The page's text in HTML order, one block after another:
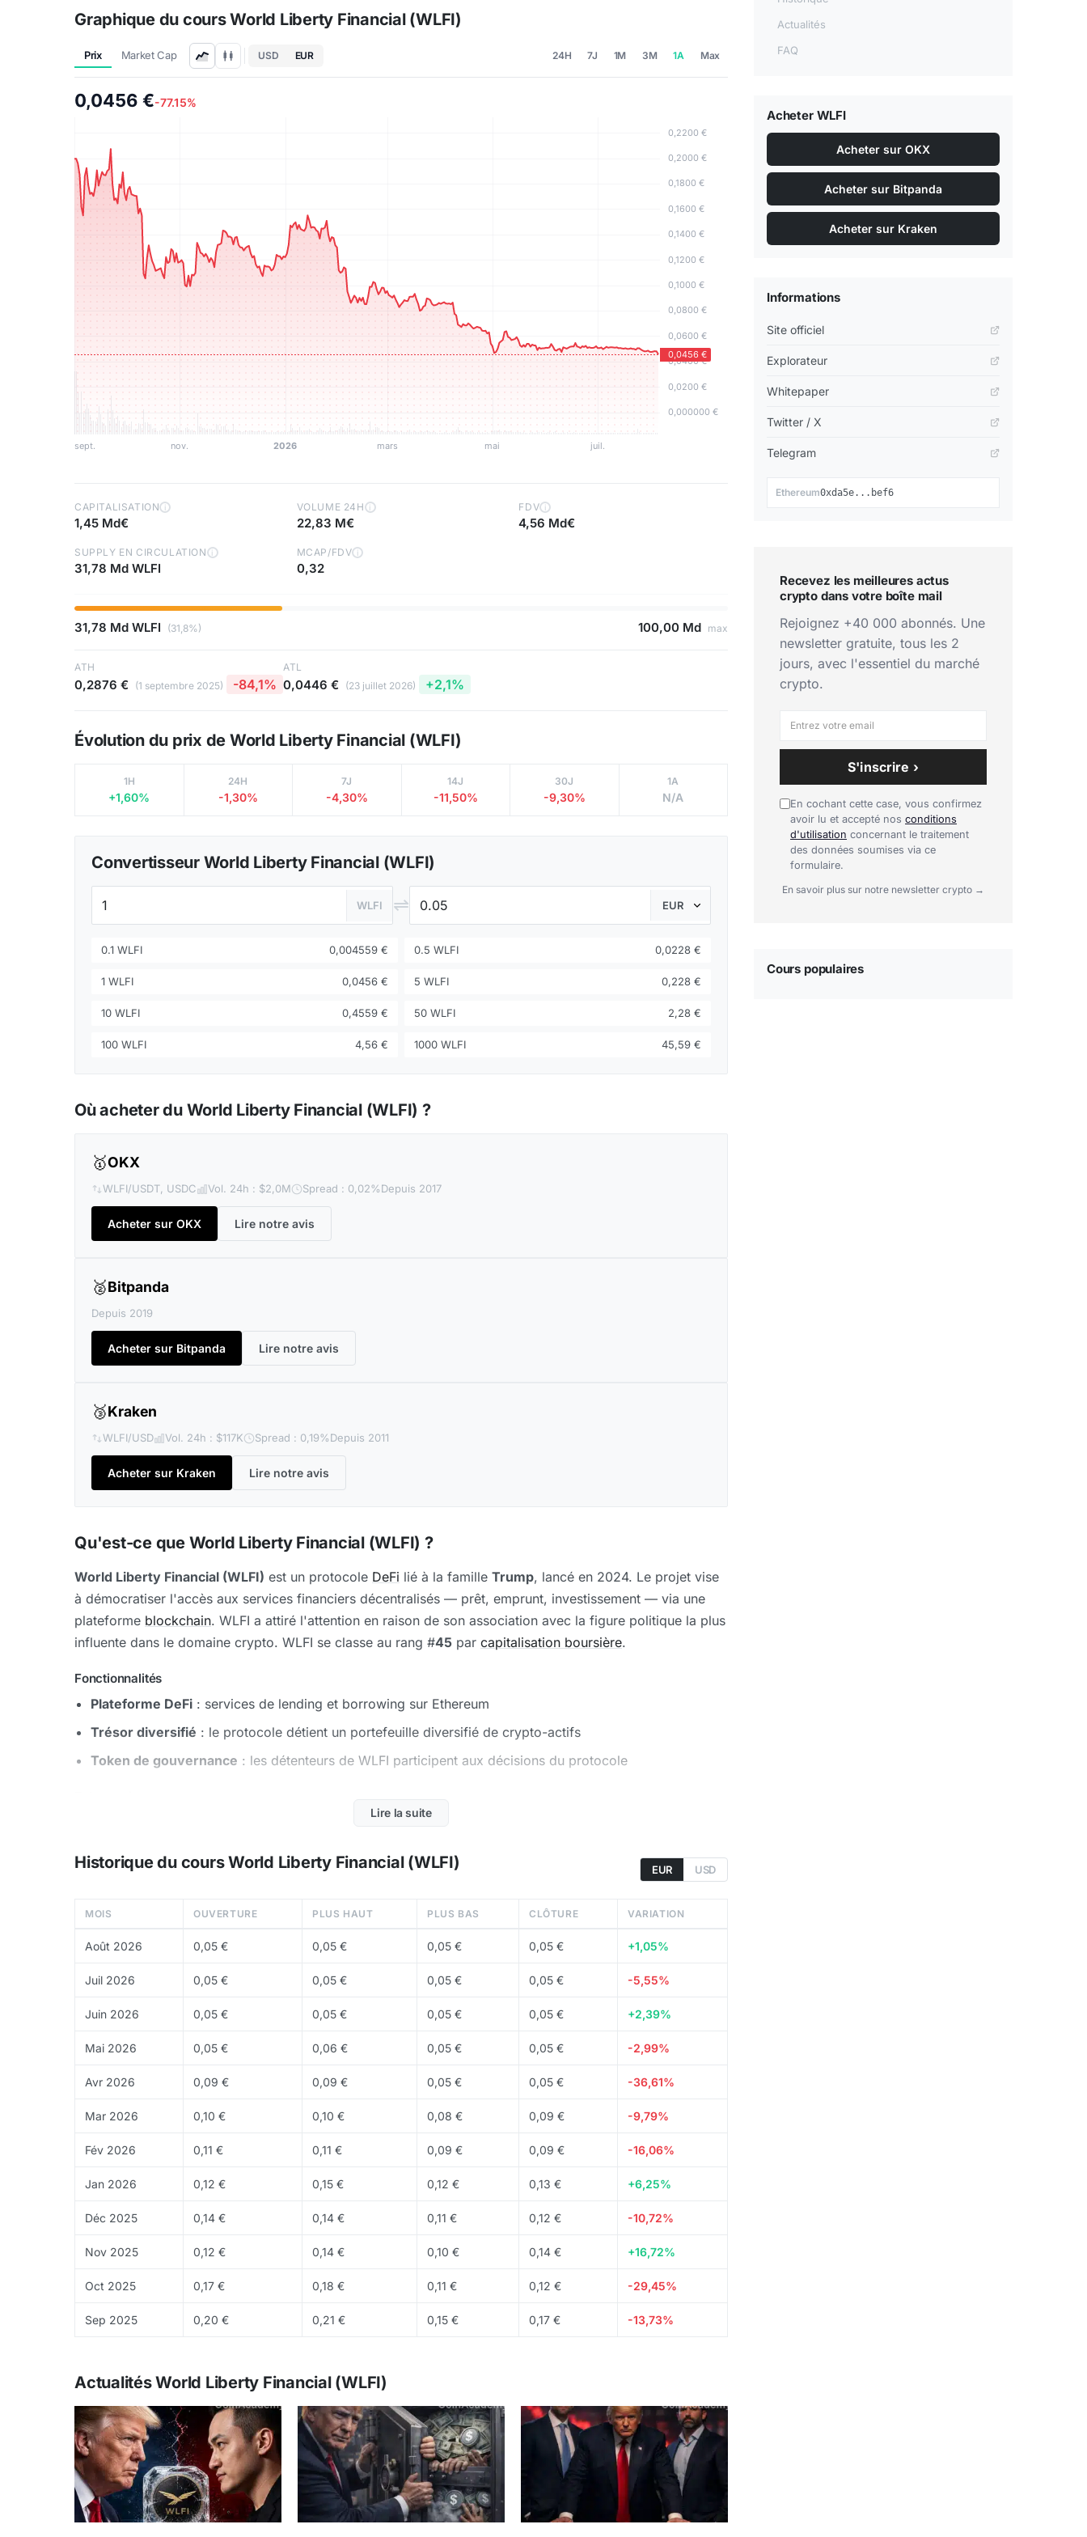
Graphique du cours World Liberty Financial (WLFI)
Prix Market Cap USD EUR 24H 7J 1M 3M 1A Max
0,0456 €-77.15%
CAPITALISATION i
1,45 Md€
VOLUME 24H i
22,83 M€
FDV i
4,56 Md€
SUPPLY EN CIRCULATION i
31,78 Md WLFI
MCAP/FDV i
0,32
31,78 Md WLFI (31,8%) 100,00 Md max
ATH
0,2876 € (1 septembre 2025) -84,1%
ATL
0,0446 € (23 juillet 2026) +2,1%
Évolution du prix de World Liberty Financial (WLFI)
1H
+1,60%
24H
-1,30%
7J
-4,30%
14J
-11,50%
30J
-9,30%
1A
N/A
Convertisseur World Liberty Financial (WLFI)
WLFI ⇌
0.1 WLFI 0,004559 € 0.5 WLFI 0,0228 €
1 WLFI 0,0456 € 5 WLFI 0,228 €
10 WLFI 0,4559 € 50 WLFI 2,28 €
100 WLFI 4,56 € 1000 WLFI 45,59 €
Où acheter du World Liberty Financial (WLFI) ?
🥇OKX
WLFI/USDT, USDC Vol. 24h : $2,0M Spread : 0,02%Depuis 2017
Acheter sur OKX Lire notre avis
🥈Bitpanda
Depuis 2019
Acheter sur Bitpanda Lire notre avis
🥉Kraken
WLFI/USD Vol. 24h : $117K Spread : 0,19%Depuis 2011
Acheter sur Kraken Lire notre avis
Qu'est-ce que World Liberty Financial (WLFI) ?
World Liberty Financial (WLFI) est un protocole DeFi lié à la famille Trump, lancé en 2024. Le projet vise
à démocratiser l'accès aux services financiers décentralisés — prêt, emprunt, investissement — via une
plateforme blockchain. WLFI a attiré l'attention en raison de son association avec la figure politique la plus
influente dans le domaine crypto. WLFI se classe au rang #45 par capitalisation boursière.
Fonctionnalités
Plateforme DeFi : services de lending et borrowing sur Ethereum
Trésor diversifié : le protocole détient un portefeuille diversifié de crypto-actifs
Token de gouvernance : les détenteurs de WLFI participent aux décisions du protocole
31,78 MdWLFI sont en circulation, soit 32 % de la supply
Lire la suite
Historique du cours World Liberty Financial (WLFI) EUR USD
MOIS OUVERTURE PLUS HAUT PLUS BAS CLÔTURE VARIATION
Août 2026 0,05 € 0,05 € 0,05 € 0,05 € +1,05%
Juil 2026 0,05 € 0,05 € 0,05 € 0,05 € -5,55%
Juin 2026 0,05 € 0,05 € 0,05 € 0,05 € +2,39%
Mai 2026 0,05 € 0,06 € 0,05 € 0,05 € -2,99%
Avr 2026 0,09 € 0,09 € 0,05 € 0,05 € -36,61%
Mar 2026 0,10 € 0,10 € 0,08 € 0,09 € -9,79%
Fév 2026 0,11 € 0,11 € 0,09 € 0,09 € -16,06%
Jan 2026 0,12 € 0,15 € 0,12 € 0,13 € +6,25%
Déc 2025 0,14 € 0,14 € 0,11 € 0,12 € -10,72%
Nov 2025 0,12 € 0,14 € 0,10 € 0,14 € +16,72%
Oct 2025 0,17 € 0,18 € 0,11 € 0,12 € -29,45%
Sep 2025 0,20 € 0,21 € 0,15 € 0,17 € -13,73%
Actualités World Liberty Financial (WLFI)
Actualités
FAQ
Acheter WLFI
Acheter sur OKX
Acheter sur Bitpanda
Acheter sur Kraken
Informations
Site officiel
Explorateur
Whitepaper
Twitter / X
Telegram
Ethereum0xda5e...bef6
Recevez les meilleures actus
crypto dans votre boîte mail
Rejoignez +40 000 abonnés. Une
newsletter gratuite, tous les 2
jours, avec l'essentiel du marché
crypto.
S'inscrire ›
En cochant cette case, vous confirmez
avoir lu et accepté nos conditions
d'utilisation concernant le traitement
des données soumises via ce
formulaire.
En savoir plus sur notre newsletter crypto →
Cours populaires